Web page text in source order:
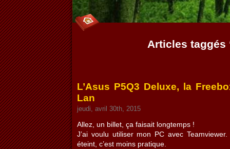
Articles taggés
L’Asus P5Q3 Deluxe, la
Lan
jeudi, avril 30th, 2015
Allez, un billet, ça faisait longtemps !
J’ai voulu utiliser mon PC avec
éteint, c’est moins pratique.